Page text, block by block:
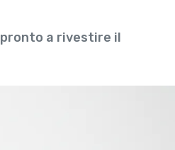
a rivestire il